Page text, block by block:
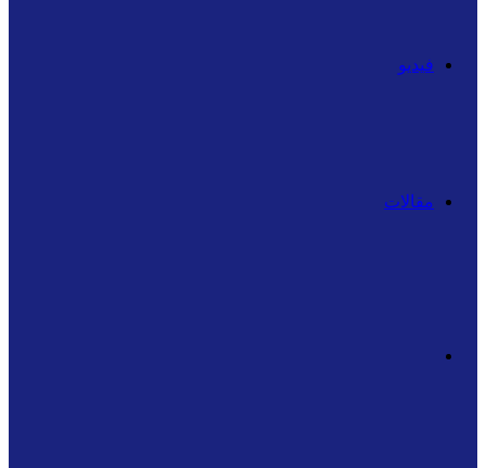
فيديو
مقالات